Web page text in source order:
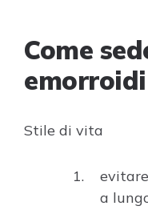
Come
Stile di vita
a